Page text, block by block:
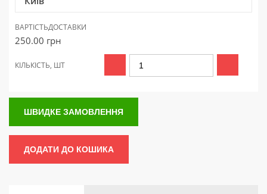
ВАРТІСТЬДОСТАВКИ
250.00 грн
КІЛЬКІСТЬ, ШТ
ШВИДКЕ ЗАМОВЛЕННЯ
ДОДАТИ ДО КОШИКА